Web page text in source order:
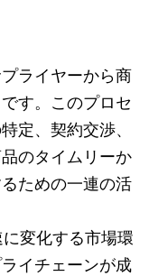
ライヤーから商
す。このプロセ
定、契約交渉、
のタイムリーか
ための一連の活
変化する市場環
イチェーンが成